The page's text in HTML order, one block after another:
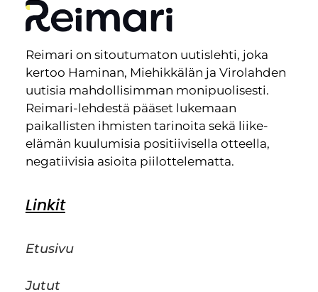
Reimari on sitoutumaton uutislehti, joka
kertoo Haminan, Miehikkälän ja Virolahden
uutisia mahdollisimman monipuolisesti.
Reimari-lehdestä pääset lukemaan
paikallisten ihmisten tarinoita sekä liike-
elämän kuulumisia positiivisella otteella,
negatiivisia asioita piilottelematta.
Linkit
Etusivu
Jutut